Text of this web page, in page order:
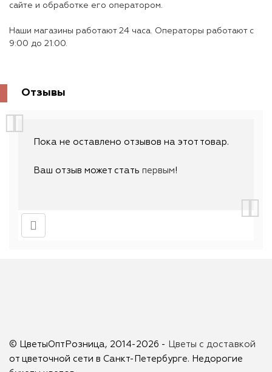
сайте и обработке его оператором.
Наши магазины работают 24 часа. Операторы работают с
9:00 до 21:00.
Отзывы
Пока не оставлено отзывов на этот товар.
Ваш отзыв может стать первым!
© ЦветыОптРозница, 2014-2026 -
Цветы с доставкой
от цветочной сети в Санкт-Петербурге. Недорогие